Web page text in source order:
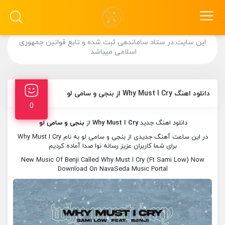
این سایت در ستاد ساماندهی ثبت شده و تابع قوانین جمهوری
اسلامی میباشد.
دانلود اهنگ Why Must I Cry از بنجی و سامی لو
0
دانلود اهنگ جدیدWhy Must I Cry از بنجی و سامی لو
در این ساعت آهنگ جدیدی از بنجی و سامی لو به نام Why Must I Cry
برای شما کاربران عزیز رسانه نوا صدا آماده کردیم
New Music Of Benji Called Why Must I Cry (Ft Sami Low) Now
Download On NavaSeda Music Portal